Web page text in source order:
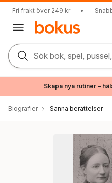
Fri frakt över 249 kr •
Sök bok, spel,
Skapa nya rutiner –
Biografier Sanna berättelser